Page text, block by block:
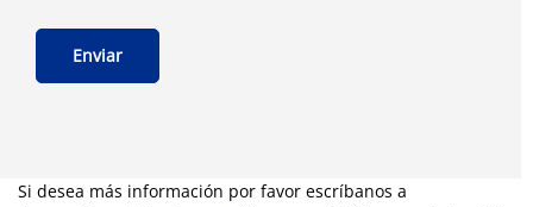
Si desea más información por favor escríbanos a